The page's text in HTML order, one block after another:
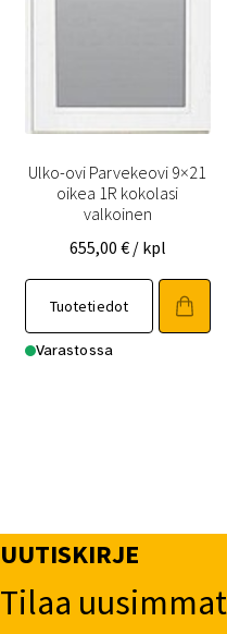
Ulko-ovi Parvekeovi 9×21
oikea 1R kokolasi
valkoinen
655,00 € / kpl
Tuotetiedot
Varastossa
UUTISKIRJE
Tilaa